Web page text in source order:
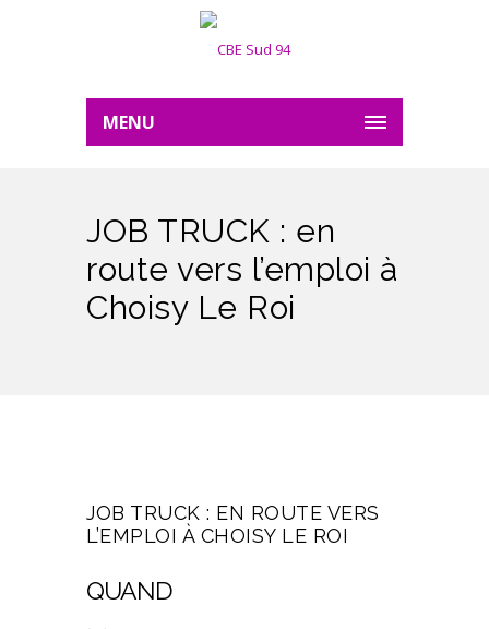
MENU
JOB TRUCK : en
route vers l’emploi à
Choisy Le Roi
JOB TRUCK : EN ROUTE VERS
L’EMPLOI À CHOISY LE ROI
QUAND